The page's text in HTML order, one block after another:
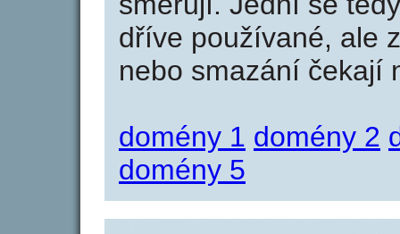
dříve používané, ale
nebo smazání čekají
domény 1 domény 2
domény 5